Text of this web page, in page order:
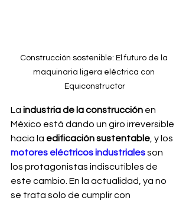
Construcción sostenible: El futuro de la
maquinaria ligera eléctrica con
Equiconstructor
La industria de la construcción en
México está dando un giro irreversible
hacia la edificación sustentable , y los
motores eléctricos industriales son
los protagonistas indiscutibles de
este cambio. En la actualidad, ya no
se trata solo de cumplir con